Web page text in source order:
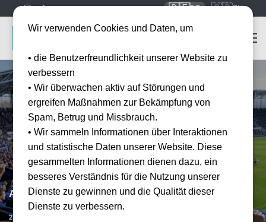
🇩🇪DE 🇬🇧EN
Atalanta Bergamo vs US Lecce
23.05.2027
Wir verwenden Cookies und Daten, um
• die Benutzerfreundlichkeit unserer Website zu
verbessern
• Wir überwachen aktiv auf Störungen und
ergreifen Maßnahmen zur Bekämpfung von
Spam, Betrug und Missbrauch.
• Wir sammeln Informationen über Interaktionen
und statistische Daten unserer Website. Diese
gesammelten Informationen dienen dazu, ein
besseres Verständnis für die Nutzung unserer
Dienste zu gewinnen und die Qualität dieser
Dienste zu verbessern.